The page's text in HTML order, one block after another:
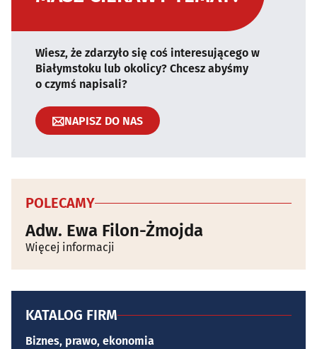
Wiesz, że zdarzyło się coś interesującego w
Białymstoku lub okolicy? Chcesz abyśmy
o czymś napisali?
NAPISZ DO NAS
POLECAMY
Adw. Ewa Filon-Żmojda
Więcej informacji
KATALOG FIRM
Biznes, prawo, ekonomia